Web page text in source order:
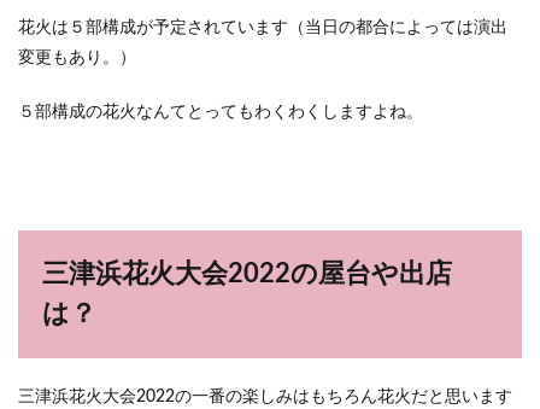
花火は５部構成が予定されています（当日の都合によっては演出
変更もあり。）
５部構成の花火なんてとってもわくわくしますよね。
三津浜花火大会2022の屋台や出店
は？
三津浜花火大会2022の一番の楽しみはもちろん花火だと思います